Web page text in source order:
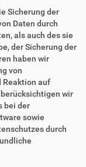
Sicherung der
Daten durch
als auch des sie
der Sicherung der
haben wir
von
Reaktion auf
wir
bei der
sowie
durch